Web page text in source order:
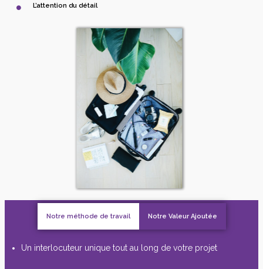
L’attention du détail
Notre méthode de travail Notre Valeur Ajoutée
Un interlocuteur unique tout au long de votre projet